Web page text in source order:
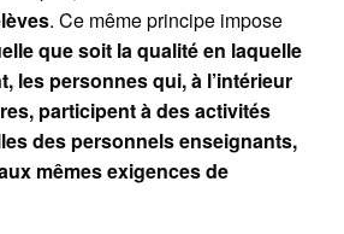
. Ce même principe impose
que soit la qualité en laquelle
les personnes qui, à l’intérieur
participent à des activités
des personnels enseignants,
mêmes exigences de